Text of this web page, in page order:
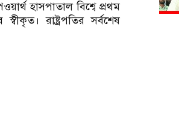
হাসপাতাল বিশ্বে প্রথম
রাষ্ট্রপতির সর্বশেষ